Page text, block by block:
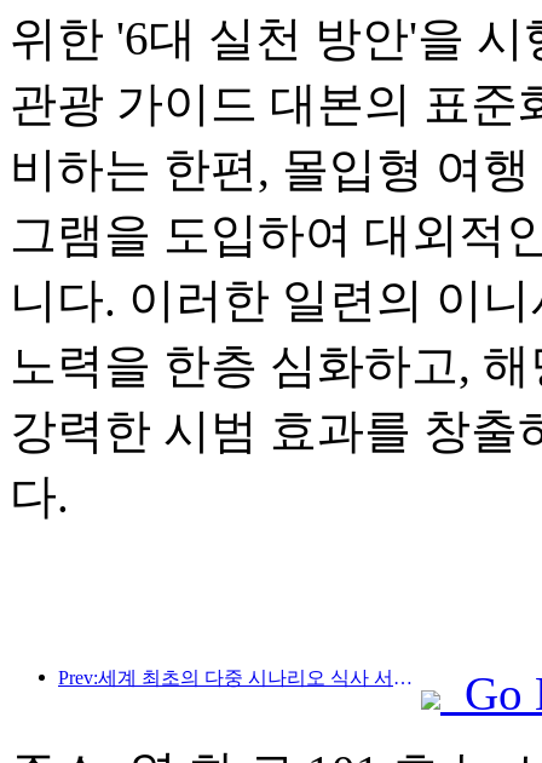
위한 '6대 실천 방안'을
관광 가이드 대본의 표준
비하는 한편, 몰입형 여
그램을 도입하여 대외적
니다. 이러한 일련의 이
노력을 한층 심화하고,
강력한 시범 효과를 창출
다.
Prev:세계 최초의 다중 시나리오 식사 서비스 특화 휴머노이드 로봇 공개
Go